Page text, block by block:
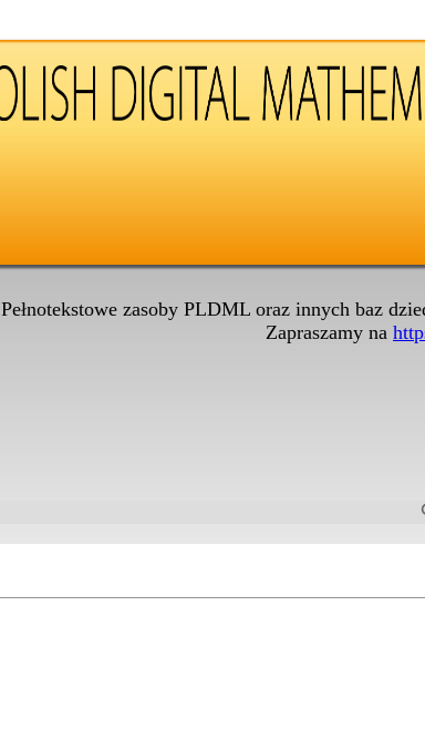
Pełnotekstowe zasoby PLDML oraz innych baz
Zapraszamy na